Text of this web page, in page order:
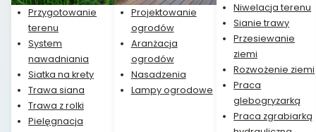
Przygotowanie
terenu
System
nawadniania
Siatka na krety
Trawa siana
Trawa z rolki
Pielęgnacja
Projektowanie
ogrodów
Aranżacja
ogrodów
Nasadzenia
Lampy ogrodowe
Niwelacja terenu
Sianie trawy
Przesiewanie
ziemi
Rozwożenie ziemi
Praca
glebogryzarką
Praca zgrabiarką